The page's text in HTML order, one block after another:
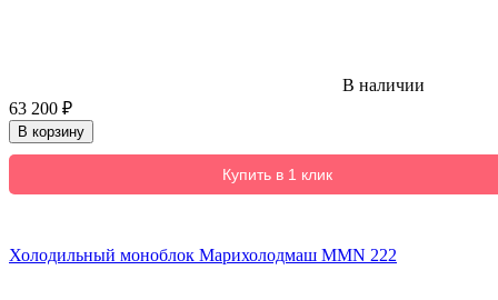
В наличии
63 200 ₽
В корзину
Купить в 1 клик
Холодильный моноблок Марихолодмаш MMN 222